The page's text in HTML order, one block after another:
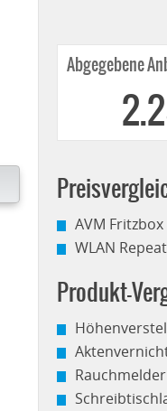
Abgegebene
AVM
WLAN
Produkt-
Rauchmelder